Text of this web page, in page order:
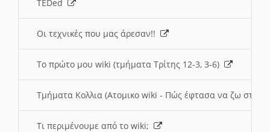
TEDed
Οι τεχνικές που μας άρεσαν!!
Το πρώτο μου wiki (τμήματα Τρίτης 12-3, 3-6)
Τμήματα Κολλια (Ατομικο wiki - Πώς έφτασα να ζω στην
Τι περιμένουμε από το wiki;